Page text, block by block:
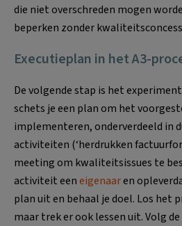
die niet overschreden mogen
beperken zonder
Executieplan in het A3-
De volgende stap is het
schets je een plan om het
implementeren, onderverdeeld in
activiteiten (‘herdrukken
meeting om kwaliteitsissues te
activiteit eeneigenaaren
plan uit en behaal je doel. Los het
maar trek er ook lessen uit. Volg